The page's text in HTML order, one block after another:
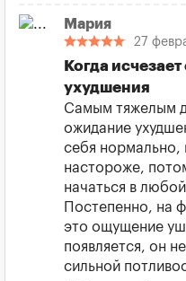
Мария
27
Когда
ухудшения
Самым тяжелым
ожидание
себя нормально,
настороже,
начаться в
Постепенно, на
это ощущение
появляется, он
сильной